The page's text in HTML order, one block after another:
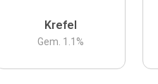
Krefel
Gem. 1.1 %